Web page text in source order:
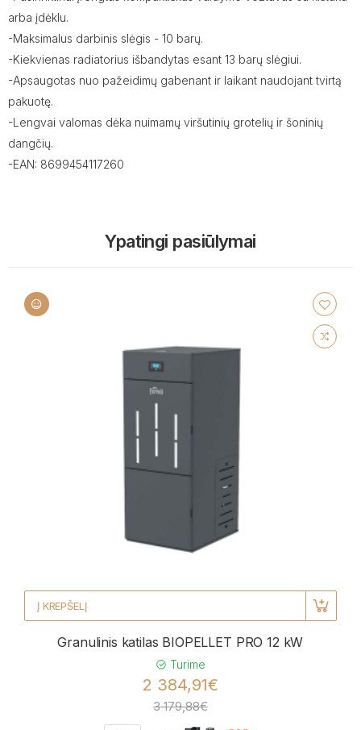
arba įdėklu.
-Maksimalus darbinis slėgis - 10 barų.
-Kiekvienas radiatorius išbandytas esant 13 barų slėgiui.
-Apsaugotas nuo pažeidimų gabenant ir laikant naudojant tvirtą
pakuotę.
-Lengvai valomas dėka nuimamų viršutinių grotelių ir šoninių
dangčių.
-EAN: 8699454117260
Ypatingi pasiūlymai
Į KREPŠELĮ
Granulinis katilas BIOPELLET PRO 12 kW
Turime
2 384,91€
3 179,88€